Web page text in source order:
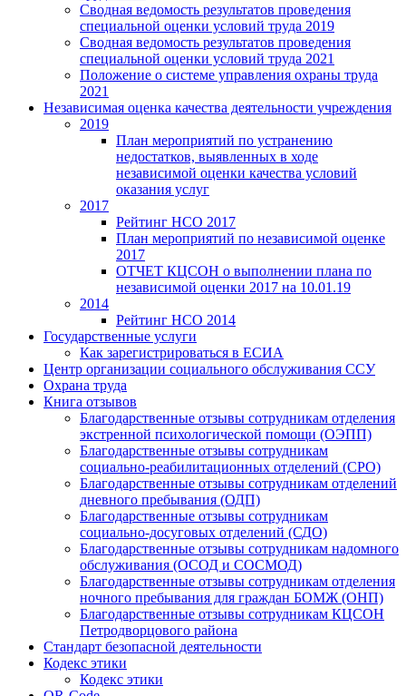
Сводная ведомость результатов проведения
специальной оценки условий труда 2019
Сводная ведомость результатов проведения
специальной оценки условий труда 2021
Положение о системе управления охраны труда
2021
Независимая оценка качества деятельности учреждения
2019
План мероприятий по устранению
недостатков, выявленных в ходе
независимой оценки качества условий
оказания услуг
2017
Рейтинг НСО 2017
План мероприятий по независимой оценке
2017
ОТЧЕТ КЦСОН о выполнении плана по
независимой оценки 2017 на 10.01.19
2014
Рейтинг НСО 2014
Государственные услуги
Как зарегистрироваться в ЕСИА
Центр организации социального обслуживания ССУ
Охрана труда
Книга отзывов
Благодарственные отзывы сотрудникам отделения
экстренной психологической помощи (ОЭПП)
Благодарственные отзывы сотрудникам
социально-реабилитационных отделений (СРО)
Благодарственные отзывы сотрудникам отделений
дневного пребывания (ОДП)
Благодарственные отзывы сотрудникам
социально-досуговых отделений (СДО)
Благодарственные отзывы сотрудникам надомного
обслуживания (ОСОД и СОСМОД)
Благодарственные отзывы сотрудникам отделения
ночного пребывания для граждан БОМЖ (ОНП)
Благодарственные отзывы сотрудникам КЦСОН
Петродворцового района
Стандарт безопасной деятельности
Кодекс этики
Кодекс этики